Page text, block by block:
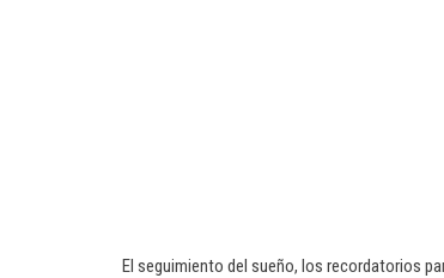
El seguimiento del sueño, los recordatorios